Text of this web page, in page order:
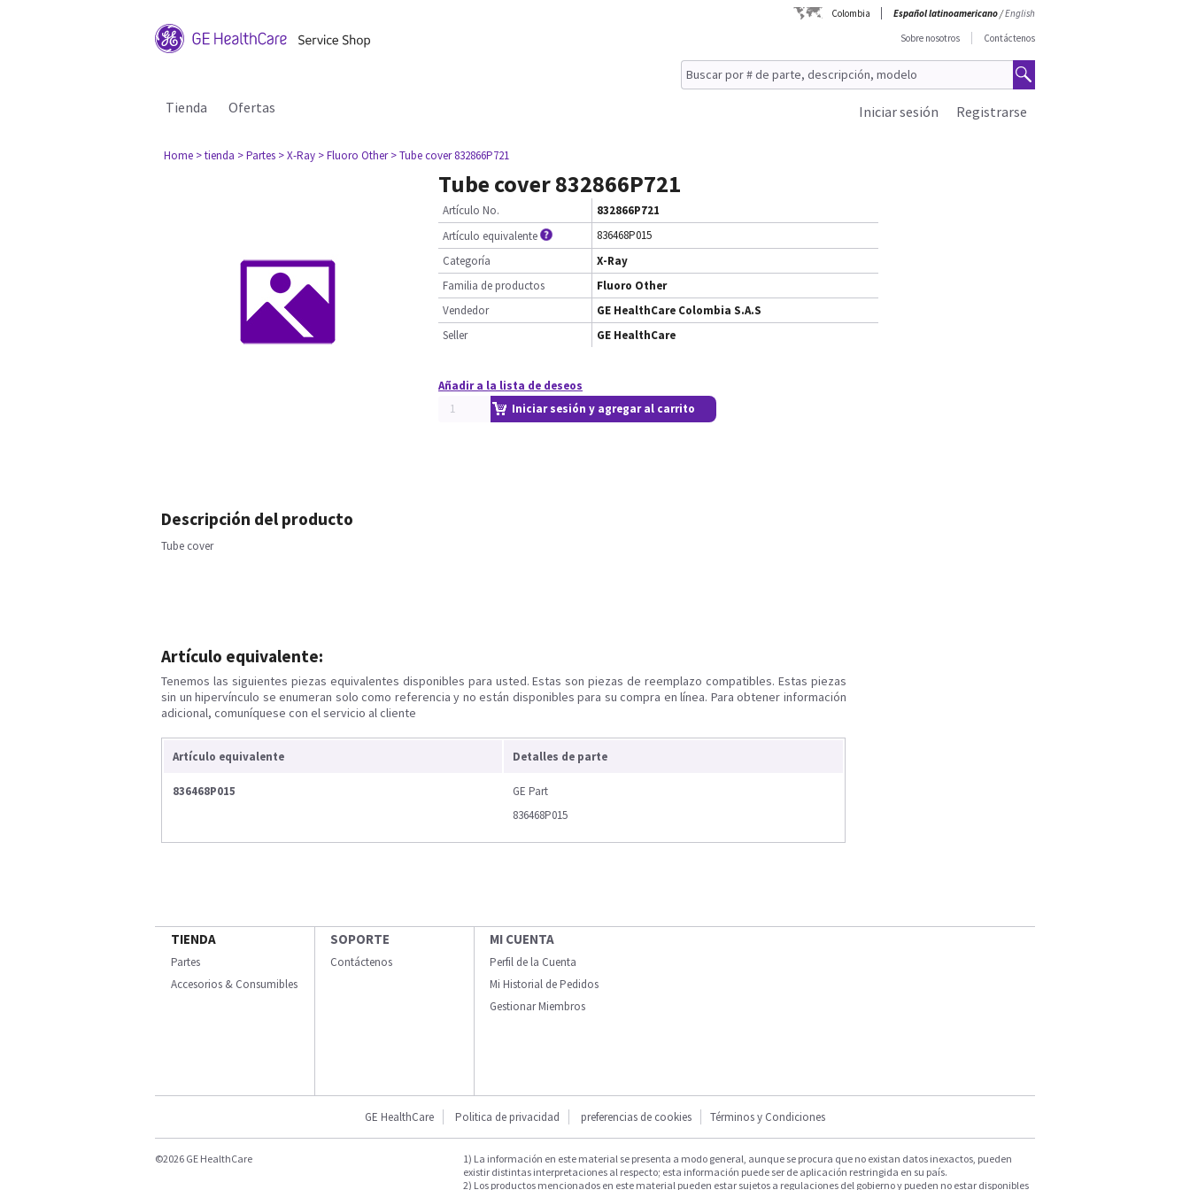
Colombia Español latinoamericano/English
Sobre nosotros
Contáctenos
Tienda Ofertas Registrarse
Iniciar sesión
Home > tienda > Partes > X-Ray > Fluoro Other > Tube cover 832866P721
Tube cover 832866P721
Artículo No.
832866P721
Artículo equivalente
836468P015
Categoría
X-Ray
Familia de productos
Fluoro Other
Vendedor
GE HealthCare Colombia S.A.S
Seller
GE HealthCare
Añadir a la lista de deseos
Iniciar sesión y agregar al carrito
Descripción del producto
Tube cover
Artículo equivalente:
Tenemos las siguientes piezas equivalentes disponibles para usted. Estas son piezas de reemplazo compatibles. Estas piezas
sin un hipervínculo se enumeran solo como referencia y no están disponibles para su compra en línea. Para obtener información
adicional, comuníquese con el servicio al cliente
Artículo equivalente Detalles de parte
836468P015
GE Part
836468P015
TIENDA
Partes
Accesorios & Consumibles
SOPORTE
Contáctenos
MI CUENTA
Perfil de la Cuenta
Mi Historial de Pedidos
Gestionar Miembros
GE HealthCare Politica de privacidad preferencias de cookies Términos y Condiciones
©2026 GE HealthCare
1) La información en este material se presenta a modo general, aunque se procura que no existan datos inexactos, pueden
existir distintas interpretaciones al respecto; esta información puede ser de aplicación restringida en su país.
2) Los productos mencionados en este material pueden estar sujetos a regulaciones del gobierno y pueden no estar disponibles